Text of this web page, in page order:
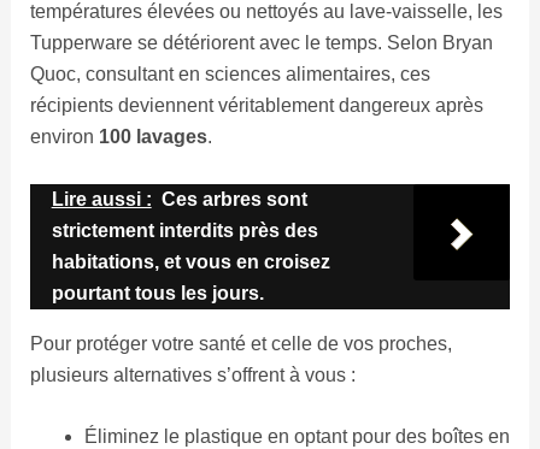
températures élevées ou nettoyés au lave-vaisselle, les
Tupperware se détériorent avec le temps. Selon Bryan
Quoc, consultant en sciences alimentaires, ces
récipients deviennent véritablement dangereux après
environ 100 lavages.
Lire aussi : Ces arbres sont
strictement interdits près des
habitations, et vous en croisez
pourtant tous les jours.
Pour protéger votre santé et celle de vos proches,
plusieurs alternatives s’offrent à vous :
Éliminez le plastique en optant pour des boîtes en